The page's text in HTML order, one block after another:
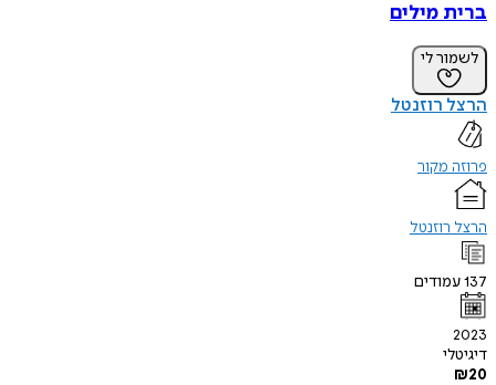
ברית מילים
לשמור לי
הרצל רוזנטל
פרוזה מקור
הרצל רוזנטל
137עמודים
2023
דיגיטלי
₪20